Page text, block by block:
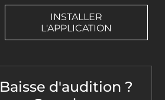
INSTALLER
L'APPLICATION
Baisse d'audition ?